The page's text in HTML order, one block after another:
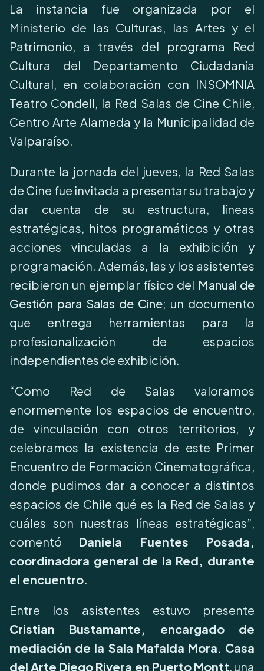
La instancia fue organizada por el
Ministerio de las Culturas, las Artes y el
Patrimonio, a través del programa Red
Cultura del Departamento Ciudadanía
Cultural, en colaboración con INSOMNIA
Teatro Condell, la Red Salas de Cine Chile,
Centro Arte Alameda y la Municipalidad de
Valparaíso.
Durante la jornada del jueves, la Red Salas
de Cine fue invitada a presentar su trabajo y
dar cuenta de su estructura, líneas
estratégicas, hitos programáticos y otras
acciones vinculadas a la exhibición y
programación. Además, las y los asistentes
recibieron un ejemplar físico del Manual de
Gestión para Salas de Cine; un documento
que entrega herramientas para la
profesionalización de espacios
independientes de exhibición.
“Como Red de Salas valoramos
enormemente los espacios de encuentro,
de vinculación con otros territorios, y
celebramos la existencia de este Primer
Encuentro de Formación Cinematográfica,
donde pudimos dar a conocer a distintos
espacios de Chile qué es la Red de Salas y
cuáles son nuestras líneas estratégicas”,
comentó Daniela Fuentes Posada,
coordinadora general de la Red, durante
el encuentro.
Entre los asistentes estuvo presente
Cristian Bustamante, encargado de
mediación de la Sala Mafalda Mora. Casa
del Arte Diego Rivera en Puerto Montt, una